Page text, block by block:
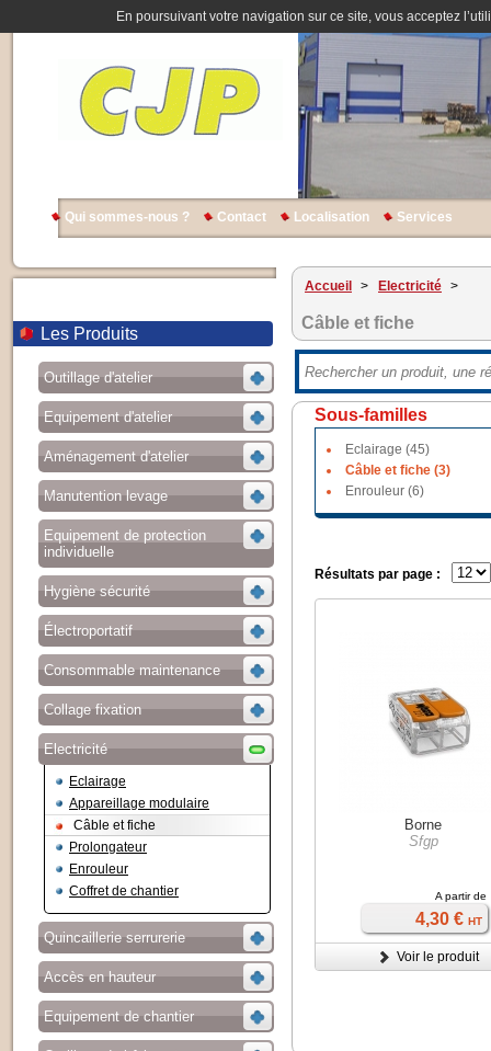
En poursuivant votre navigation sur ce site, vous acceptez
Qui sommes-nous ? Contact Localisation Services
Les Produits
Outillage d'atelier
Equipement d'atelier
Aménagement d'atelier
Manutention levage
Equipement de protection
individuelle
Hygiène sécurité
Électroportatif
Consommable maintenance
Collage fixation
Electricité
Eclairage
Appareillage modulaire
Câble et fiche
Prolongateur
Enrouleur
Coffret de chantier
Quincaillerie serrurerie
Accès en hauteur
Equipement de chantier
Accueil > Electricité >
Câble et fiche
Sous-familles
Eclairage (45)
Câble et fiche (3)
Enrouleur (6)
Résultats par page :
Borne
Sfgp
A partir de
4,30 € HT
Voir le produit